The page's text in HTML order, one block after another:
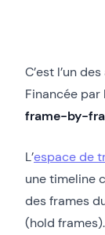
C’est l’un
Financée par
frame-by-
L’espace de
une timeline
des frames
(hold frames).